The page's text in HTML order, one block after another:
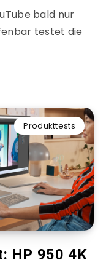
bald nur
testet die
Produkttests
HP 950 4K